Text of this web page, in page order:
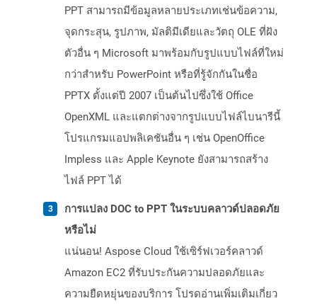
PPT สามารถมีข้อมูลหลายประเภทเช่นข้อความ,
จุดกระสุน, รูปภาพ, มัลติมีเดียและวัตถุ OLE ที่ฝัง
ตัวอื่น ๆ Microsoft มาพร้อมกับรูปแบบไฟล์ที่ใหม่
กว่าสำหรับ PowerPoint หรือที่รู้จักกันในชื่อ
PPTX ตั้งแต่ปี 2007 เป็นต้นไปซึ่งใช้ Office
OpenXML และแตกต่างจากรูปแบบไฟล์ไบนารีนี้
โปรแกรมแอปพลิเคชันอื่น ๆ เช่น OpenOffice
Impless และ Apple Keynote ยังสามารถสร้าง
ไฟล์ PPT ได้
การแปลง DOC to PPT ในระบบคลาวด์ปลอดภัย
หรือไม่
แน่นอน! Aspose Cloud ใช้เซิร์ฟเวอร์คลาวด์
Amazon EC2 ที่รับประกันความปลอดภัยและ
ความยืดหยุ่นของบริการ โปรดอ่านเพิ่มเติมเกี่ยว